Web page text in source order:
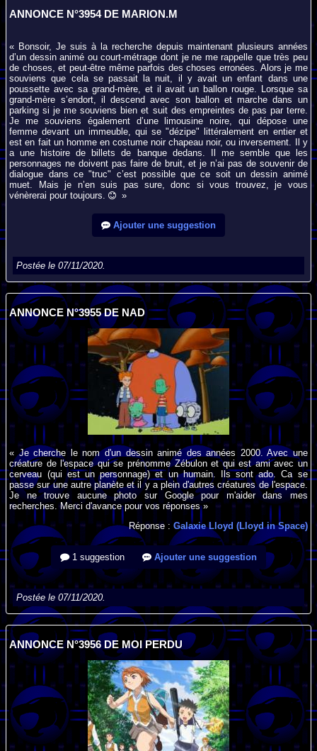
ANNONCE N°3954 DE MARION.M
« Bonsoir, Je suis à la recherche depuis maintenant plusieurs années
d’un dessin animé ou court-métrage dont je ne me rappelle que très peu
de choses, et peut-être même parfois des choses erronées. Alors je me
souviens que cela se passait la nuit, il y avait un enfant dans une
poussette avec sa grand-mère, et il avait un ballon rouge. Lorsque sa
grand-mère s’endort, il descend avec son ballon et marche dans un
parking si je me souviens bien et suit des empreintes de pas par terre.
Je me souviens également d’une limousine noire, qui dépose une
femme devant un immeuble, qui se "dézipe" littéralement en entier et
est en fait un homme en costume noir chapeau noir, ou inversement. Il y
a une histoire de billets de banque dedans. Il me semble que les
personnages ne doivent pas faire de bruit, et je n’ai pas de souvenir de
dialogue dans ce "truc" c’est possible que ce soit un dessin animé
muet. Mais je n’en suis pas sure, donc si vous trouvez, je vous
vénèrerai pour toujours.
»
Ajouter une suggestion
Postée le 07/11/2020.
ANNONCE N°3955 DE NAD
« Je cherche le nom d'un dessin animé des années 2000. Avec une
créature de l'espace qui se prénomme Zébulon et qui est ami avec un
cerveau (qui est un personnage) et un humain. Ils sont ado. Ca se
passe sur une autre planète et il y a plein d'autres créatures de l'espace.
Je ne trouve aucune photo sur Google pour m'aider dans mes
recherches. Merci d'avance pour vos réponses »
Réponse : Galaxie Lloyd (Lloyd in Space)
1 suggestion Ajouter une suggestion
Postée le 07/11/2020.
ANNONCE N°3956 DE MOI PERDU